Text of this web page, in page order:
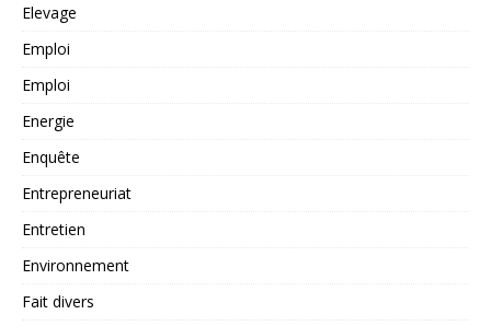
Elevage
Emploi
Emploi
Energie
Enquête
Entrepreneuriat
Entretien
Environnement
Fait divers